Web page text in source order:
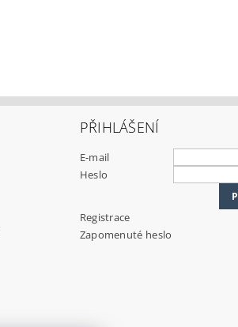
PŘIHLÁŠENÍ
E-mail
Heslo
Registrace
Zapomenuté heslo